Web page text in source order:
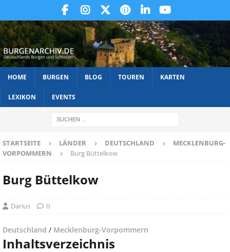
HOME BURGEN BLOG TOUREN KARTEN
LEXIKON EVENTS
STARTSEITE LÄNDER DEUTSCHLAND
MECKLENBURG-
VORPOMMERN
Burg Büttelkow
Burg Büttelkow
Darius 0
Deutschland / Mecklenburg-Vorpommern
Inhaltsverzeichnis